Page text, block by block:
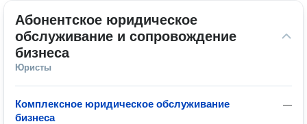
Абонентское юридическое
обслуживание и сопровождение
бизнеса
Юристы
—
Комплексное юридическое обслуживание
бизнеса